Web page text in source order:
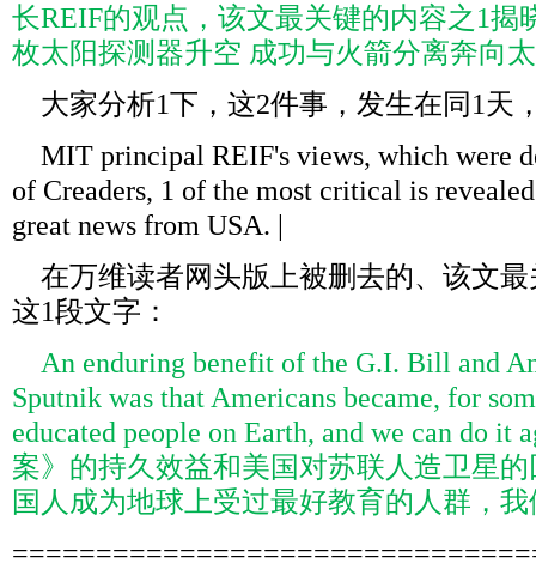
长REIF的观点，该文最关键的内容之1揭
枚太阳探测器升空 成功与火箭分离奔向
大家分析1下，这2件事，发生在同1天
MIT principal REIF's views, which were
of Creaders, 1 of the most critical is
great news from USA. |
在万维读者网头版上被删去的、该文
这1段文字：
An enduring benefit of the G.I. Bill and
Sputnik was that Americans became, for
educated people on Earth, and we can do it
案》的持久效益和美国对苏联人造卫星
国人成为地球上受过最好教育的人群，